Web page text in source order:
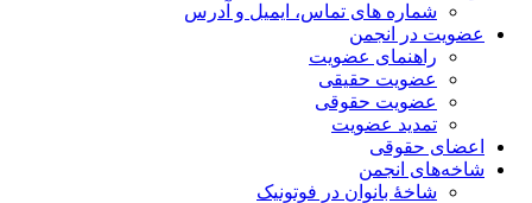
شماره های تماس، ایمیل و آدرس
عضویت در انجمن
راهنمای عضویت
عضویت حقیقی
عضویت حقوقی
تمدید عضویت
اعضای حقوقی
شاخه‌های انجمن
شاخۀ بانوان در فوتونیک